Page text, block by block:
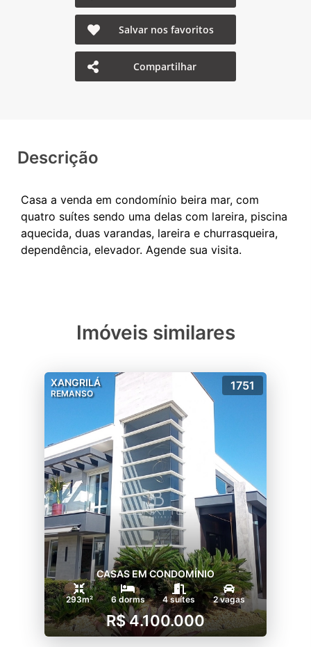
Salvar nos favoritos
Compartilhar
Descrição
Casa a venda em condomínio beira mar, com
quatro suítes sendo uma delas com lareira, piscina
aquecida, duas varandas, lareira e churrasqueira,
Imóveis similares
XANGRILÁ
REMANSO
1751
CASAS EM CONDOMÍNIO
293m² 6 dorms 4 suítes 2 vagas
R$ 4.100.000